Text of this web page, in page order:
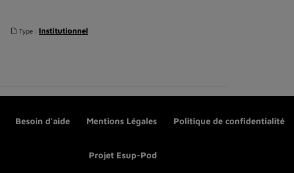
Type : Institutionnel
Besoin d'aide Mentions Légales Politique de confidentialité
Projet Esup-Pod